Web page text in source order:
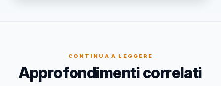
CONTINUA A LEGGERE
Approfondimenti correlati